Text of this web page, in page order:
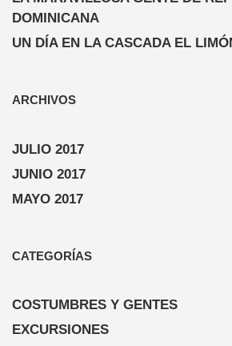
DOMINICANA
UN DÍA EN LA CASCADA EL
ARCHIVOS
JULIO 2017
JUNIO 2017
MAYO 2017
CATEGORÍAS
COSTUMBRES Y GENTES
EXCURSIONES